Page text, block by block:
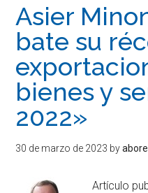
Asier
bate su
bienes y
2022»
30 de marzo de 2023 by
Artículo